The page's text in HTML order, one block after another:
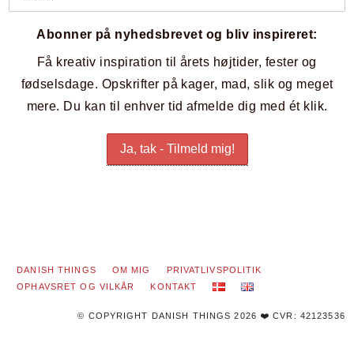
Abonner på nyhedsbrevet og bliv inspireret:
Få kreativ inspiration til årets højtider, fester og
fødselsdage. Opskrifter på kager, mad, slik og meget
mere. Du kan til enhver tid afmelde dig med ét klik.
DANISH THINGS OM MIG
PRIVATLIVSPOLITIK
OPHAVSRET OG VILKÅR
KONTAKT
© COPYRIGHT DANISH THINGS 2026 ❤️ CVR: 42123536